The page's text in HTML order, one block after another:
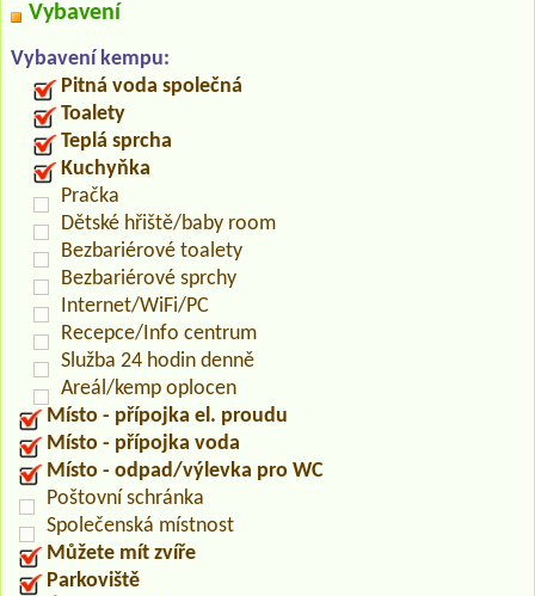
Vybavení
Vybavení kempu:
Pitná voda společná
Toalety
Teplá sprcha
Kuchyňka
Pračka
Dětské hřiště/baby room
Bezbariérové toalety
Bezbariérové sprchy
Internet/WiFi/PC
Recepce/Info centrum
Služba 24 hodin denně
Areál/kemp oplocen
Místo - přípojka el. proudu
Místo - přípojka voda
Místo - odpad/výlevka pro WC
Poštovní schránka
Společenská místnost
Můžete mít zvíře
Parkoviště